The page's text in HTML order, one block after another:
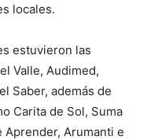
locales.
estuvieron las
Valle, Audimed,
Saber, además de
Carita de Sol, Suma
Arumanti e